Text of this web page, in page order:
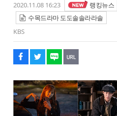
2020.11.08 16:23
랭킹뉴스
수목드라마 도도솔솔라라솔
KBS